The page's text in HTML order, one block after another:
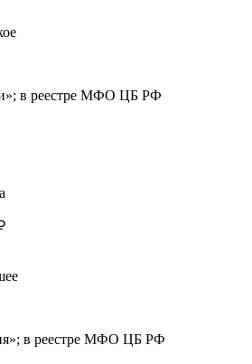
в реестре МФО ЦБ РФ
в реестре МФО ЦБ РФ